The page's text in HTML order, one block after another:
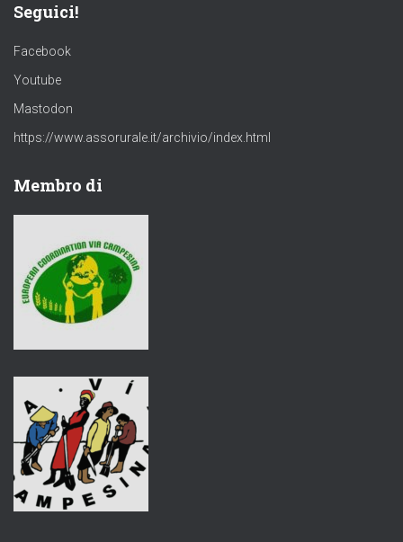
Seguici!
Facebook
Youtube
Mastodon
https://www.assorurale.it/archivio/index.html
Membro di